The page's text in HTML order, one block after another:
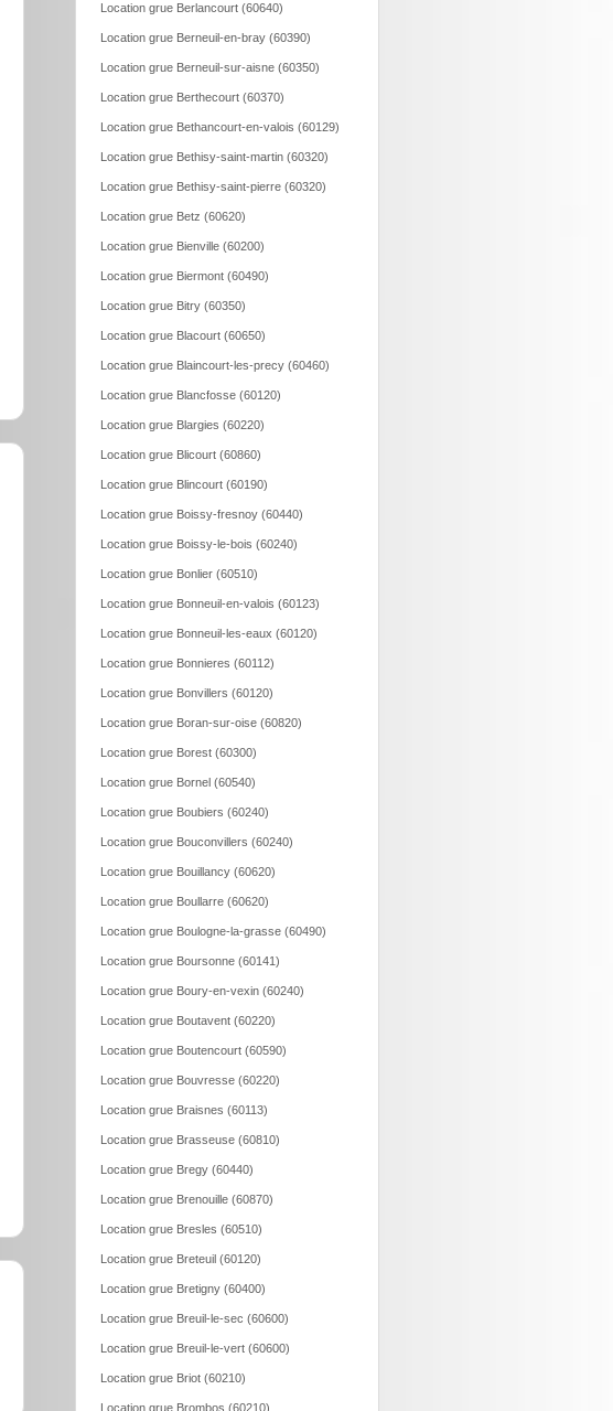
Location grue Berlancourt (60640)
Location grue Berneuil-en-bray (60390)
Location grue Berneuil-sur-aisne (60350)
Location grue Berthecourt (60370)
Location grue Bethancourt-en-valois (60129)
Location grue Bethisy-saint-martin (60320)
Location grue Bethisy-saint-pierre (60320)
Location grue Betz (60620)
Location grue Bienville (60200)
Location grue Biermont (60490)
Location grue Bitry (60350)
Location grue Blacourt (60650)
Location grue Blaincourt-les-precy (60460)
Location grue Blancfosse (60120)
Location grue Blargies (60220)
Location grue Blicourt (60860)
Location grue Blincourt (60190)
Location grue Boissy-fresnoy (60440)
Location grue Boissy-le-bois (60240)
Location grue Bonlier (60510)
Location grue Bonneuil-en-valois (60123)
Location grue Bonneuil-les-eaux (60120)
Location grue Bonnieres (60112)
Location grue Bonvillers (60120)
Location grue Boran-sur-oise (60820)
Location grue Borest (60300)
Location grue Bornel (60540)
Location grue Boubiers (60240)
Location grue Bouconvillers (60240)
Location grue Bouillancy (60620)
Location grue Boullarre (60620)
Location grue Boulogne-la-grasse (60490)
Location grue Boursonne (60141)
Location grue Boury-en-vexin (60240)
Location grue Boutavent (60220)
Location grue Boutencourt (60590)
Location grue Bouvresse (60220)
Location grue Braisnes (60113)
Location grue Brasseuse (60810)
Location grue Bregy (60440)
Location grue Brenouille (60870)
Location grue Bresles (60510)
Location grue Breteuil (60120)
Location grue Bretigny (60400)
Location grue Breuil-le-sec (60600)
Location grue Breuil-le-vert (60600)
Location grue Briot (60210)
Location grue Brombos (60210)